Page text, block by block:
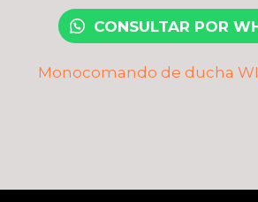
CONSULTAR POR
Monocomando de ducha